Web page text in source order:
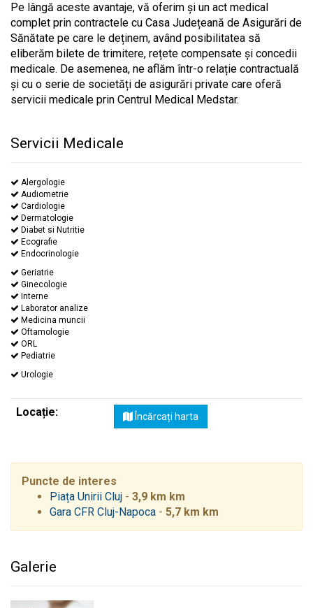
Pe lângă aceste avantaje, vă oferim și un act medical
complet prin contractele cu Casa Județeană de Asigurări de
Sănătate pe care le deținem, având posibilitatea să
eliberăm bilete de trimitere, rețete compensate și concedii
medicale. De asemenea, ne aflăm într-o relație contractuală
și cu o serie de societăți de asigurări private care oferă
servicii medicale prin Centrul Medical Medstar.
Servicii Medicale
Alergologie
Audiometrie
Cardiologie
Dermatologie
Diabet si Nutritie
Ecografie
Endocrinologie
Geriatrie
Ginecologie
Interne
Laborator analize
Medicina muncii
Oftamologie
ORL
Pediatrie
Urologie
Locație: Încărcați harta
Puncte de interes
Piața Unirii Cluj - 3,9 km km
Gara CFR Cluj-Napoca - 5,7 km km
Galerie